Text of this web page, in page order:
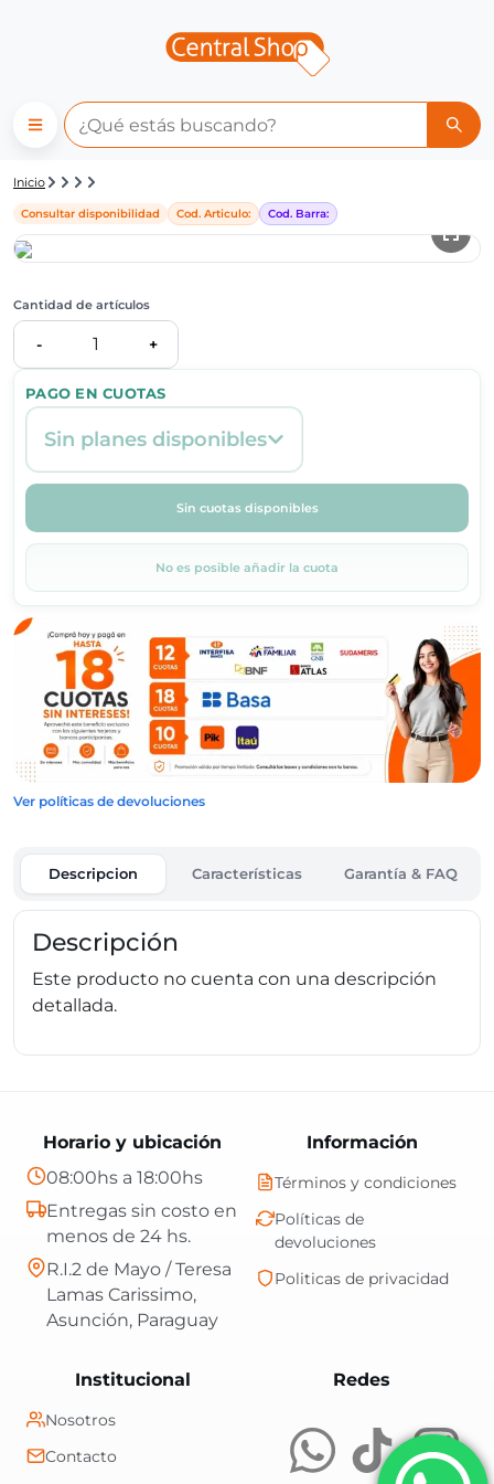
Detalle de producto | Central
Inicio
Consultar disponibilidad Cod. Articulo: Cod. Barra:
PAGO EN CUOTAS
Sin planes disponibles
Sin cuotas disponibles
No es posible añadir la cuota
Cantidad de artículos
- 1 +
Ver políticas de devoluciones
Descripcion Características Garantía & FAQ
Descripción
Este producto no cuenta con una descripción
detallada.
RedesCentral Shop es
Información
Términos y condiciones
Políticas de
devoluciones
Politicas de privacidad
Institucional
Nosotros
Contacto
Horario y ubicación
08:00hs a 18:00hs
Entregas sin costo en
menos de 24 hs.
R.I.2 de Mayo / Teresa
Lamas Carissimo,
Asunción, Paraguay